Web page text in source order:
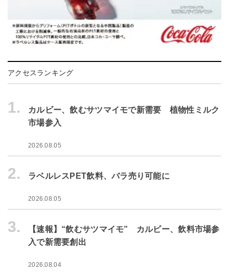
アクセスランキング
1.
カルビー、飲むサツマイモで新需要 植物性ミルク
市場参入
2026.08.05
2. ラベルレスPET飲料、バラ売り可能に
2026.08.05
3.
【速報】“飲むサツマイモ” カルビー、飲料市場参
入で新需要創出
2026.08.04